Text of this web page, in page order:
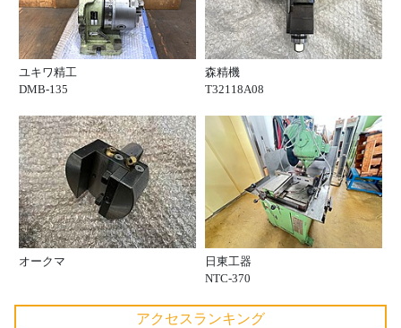
ユキワ精工
DMB-135
森精機
T32118A08
オークマ
日東工器
NTC-370
アクセスランキング